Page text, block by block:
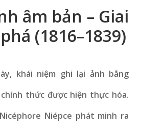
âm bản – Giai
(1816–1839)
khái niệm ghi lại ảnh bằng
thức được hiện thực hóa.
Niépce phát minh ra